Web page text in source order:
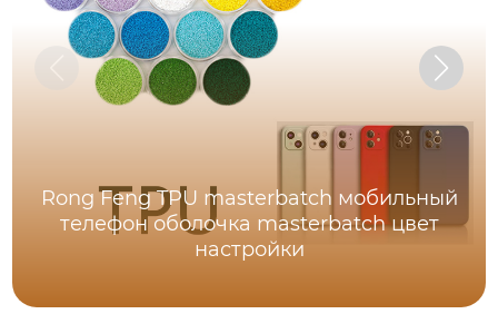
Rong Feng TPU masterbatch мобильный
телефон оболочка masterbatch цвет
настройки